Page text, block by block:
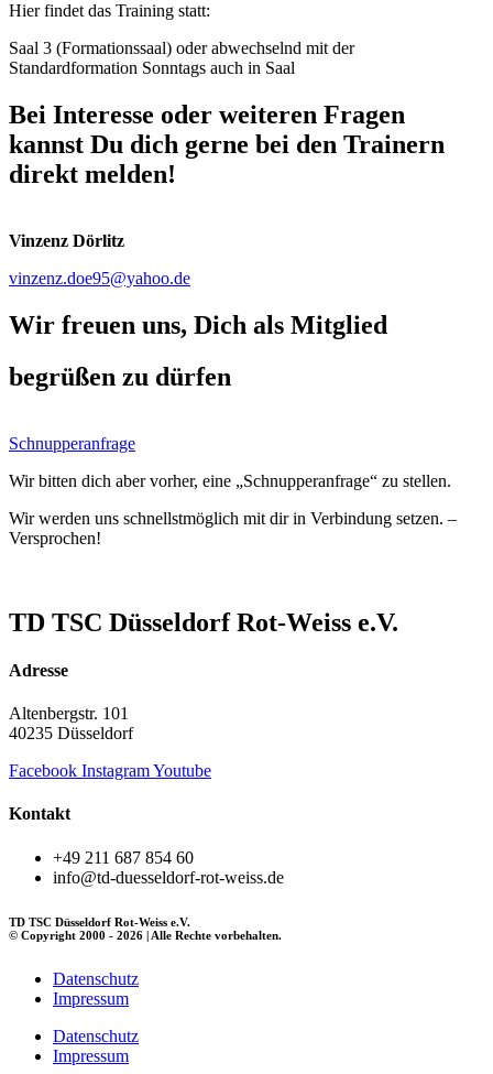
Hier findet das Training statt:
Saal 3 (Formationssaal) oder abwechselnd mit der
Standardformation Sonntags auch in Saal
Bei Interesse oder weiteren Fragen
kannst Du dich gerne bei den Trainern
direkt melden!
Vinzenz Dörlitz
vinzenz.doe95@yahoo.de
Wir freuen uns, Dich als Mitglied
begrüßen zu dürfen
Schnupperanfrage
Wir bitten dich aber vorher, eine „Schnupperanfrage“ zu stellen.
Wir werden uns schnellstmöglich mit dir in Verbindung setzen. –
Versprochen!
TD TSC Düsseldorf Rot-Weiss e.V.
Adresse
Altenbergstr. 101
40235 Düsseldorf
Facebook InstagramYoutube
Kontakt
+49 211 687 854 60
info@td-duesseldorf-rot-weiss.de
TD TSC Düsseldorf Rot-Weiss e.V.
© Copyright 2000 - 2026 | Alle Rechte vorbehalten.
Datenschutz
Impressum
Datenschutz
Impressum